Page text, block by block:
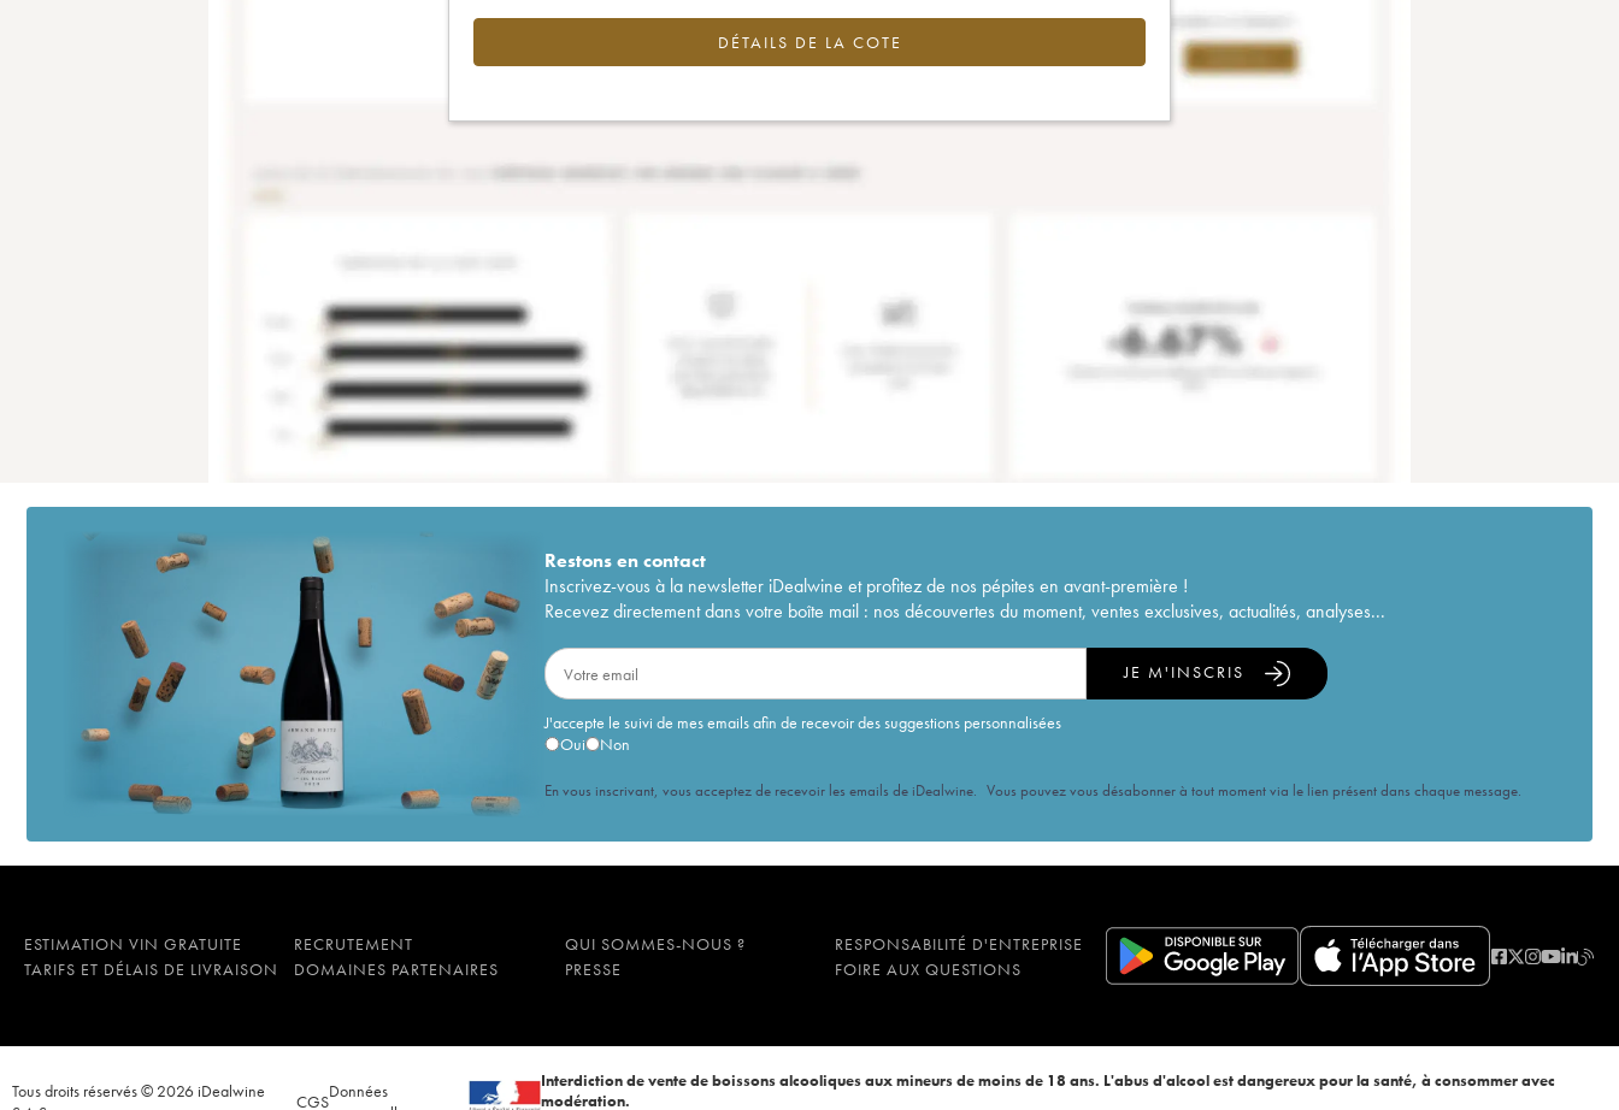
DÉTAILS DE LA COTE
Restons encontact
Inscrivez-vous à la newsletter iDealwine et profitez de nos pépites en avant-première !
Recevez directement dans votre boîte mail : nos découvertes du moment, ventes exclusives, actualités, analyses...
J'accepte le suivi de mes emails afin de recevoir des suggestions personnalisées
Oui
Non
JE M'INSCRIS
En vous inscrivant, vous acceptez de recevoir les emails de iDealwine. Vous pouvez vous désabonner à tout moment via le lien présent dans chaque message.
ESTIMATION VIN GRATUITE RECRUTEMENT QUI SOMMES-NOUS ?
RESPONSABILITÉ D'ENTREPRISE
TARIFS ET DÉLAIS DE LIVRAISON
DOMAINES PARTENAIRES PRESSE FOIRE AUX QUESTIONS
Tous droits réservés © 2026 iDealwine
CGSDonnées
Interdiction de vente de boissons alcooliques aux mineurs de moins de 18 ans. L'abus d'alcool est dangereux pour la santé, à consommer avec
modération.